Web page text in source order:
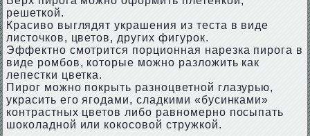
решеткой.
Красиво выглядят украшения из теста в виде
листочков, цветов, других фигурок.
Эффектно смотрится порционная нарезка пирога в
виде ромбов, которые можно разложить как
лепестки цветка.
Пирог можно покрыть разноцветной глазурью,
украсить его ягодами, сладкими «бусинками»
контрастных цветов либо равномерно посыпать
шоколадной или кокосовой стружкой.